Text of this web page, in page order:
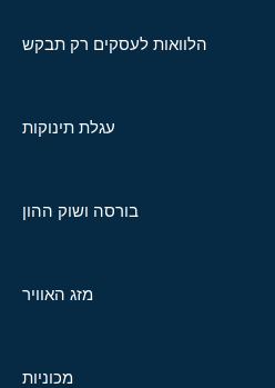
הלוואות לעסקים רק תבקש
עגלת תינוקות
בורסה ושוק ההון
מזג האוויר
מכוניות